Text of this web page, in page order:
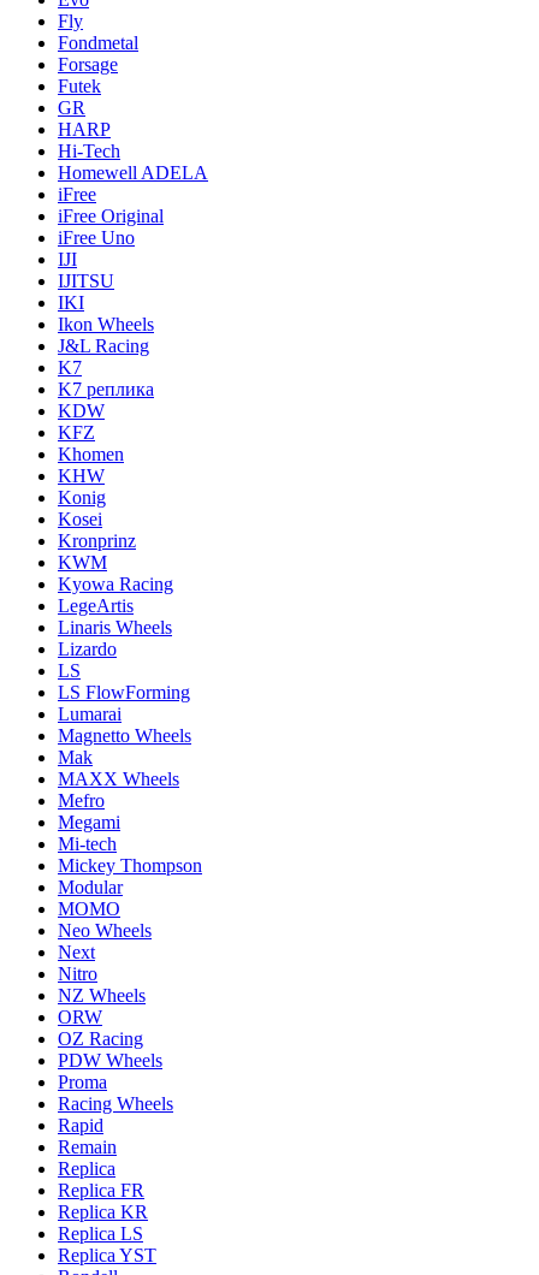
Fly
Fondmetal
Forsage
Futek
GR
HARP
Hi-Tech
Homewell ADELA
iFree
iFree Original
iFree Uno
IJI
IJITSU
IKI
Ikon Wheels
J&L Racing
K7
K7 реплика
KDW
KFZ
Khomen
KHW
Konig
Kosei
Kronprinz
KWM
Kyowa Racing
LegeArtis
Linaris Wheels
Lizardo
LS
LS FlowForming
Lumarai
Magnetto Wheels
Mak
MAXX Wheels
Mefro
Megami
Mi-tech
Mickey Thompson
Modular
MOMO
Neo Wheels
Next
Nitro
NZ Wheels
ORW
OZ Racing
PDW Wheels
Proma
Racing Wheels
Rapid
Remain
Replica
Replica FR
Replica KR
Replica LS
Replica YST